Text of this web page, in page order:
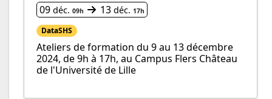
Du
09 déc. 09h
au 13déc. 17h
DataSHS
Ateliers de formation du 9 au 13 décembre
2024, de 9h à 17h, au Campus Flers Château
de l'Université de Lille